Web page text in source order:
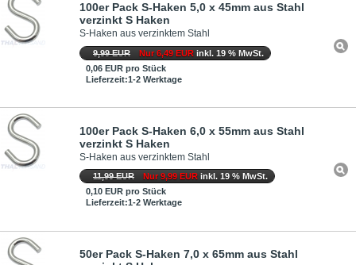
100er Pack S-Haken 5,0 x 45mm aus Stahl
verzinkt S Haken
S-Haken aus verzinktem Stahl
9,99 EUR Nur 6,49 EUR inkl. 19 % MwSt.
0,06 EUR pro Stück
Lieferzeit:1-2 Werktage
100er Pack S-Haken 6,0 x 55mm aus Stahl
verzinkt S Haken
S-Haken aus verzinktem Stahl
11,99 EUR Nur 9,99 EUR inkl. 19 % MwSt.
0,10 EUR pro Stück
Lieferzeit:1-2 Werktage
50er Pack S-Haken 7,0 x 65mm aus Stahl